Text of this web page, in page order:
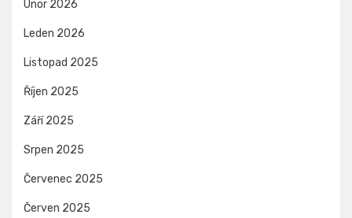
Únor 2026
Leden 2026
Listopad 2025
Říjen 2025
Září 2025
Srpen 2025
Červenec 2025
Červen 2025